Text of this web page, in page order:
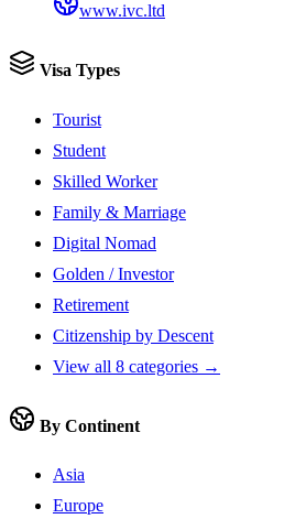
www.ivc.ltd
Visa Types
Tourist
Student
Skilled Worker
Family & Marriage
Digital Nomad
Golden / Investor
Retirement
Citizenship by Descent
View all 8 categories →
By Continent
Asia
Europe